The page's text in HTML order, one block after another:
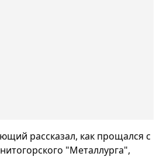
рассказал, как прощался с
"Металлурга",